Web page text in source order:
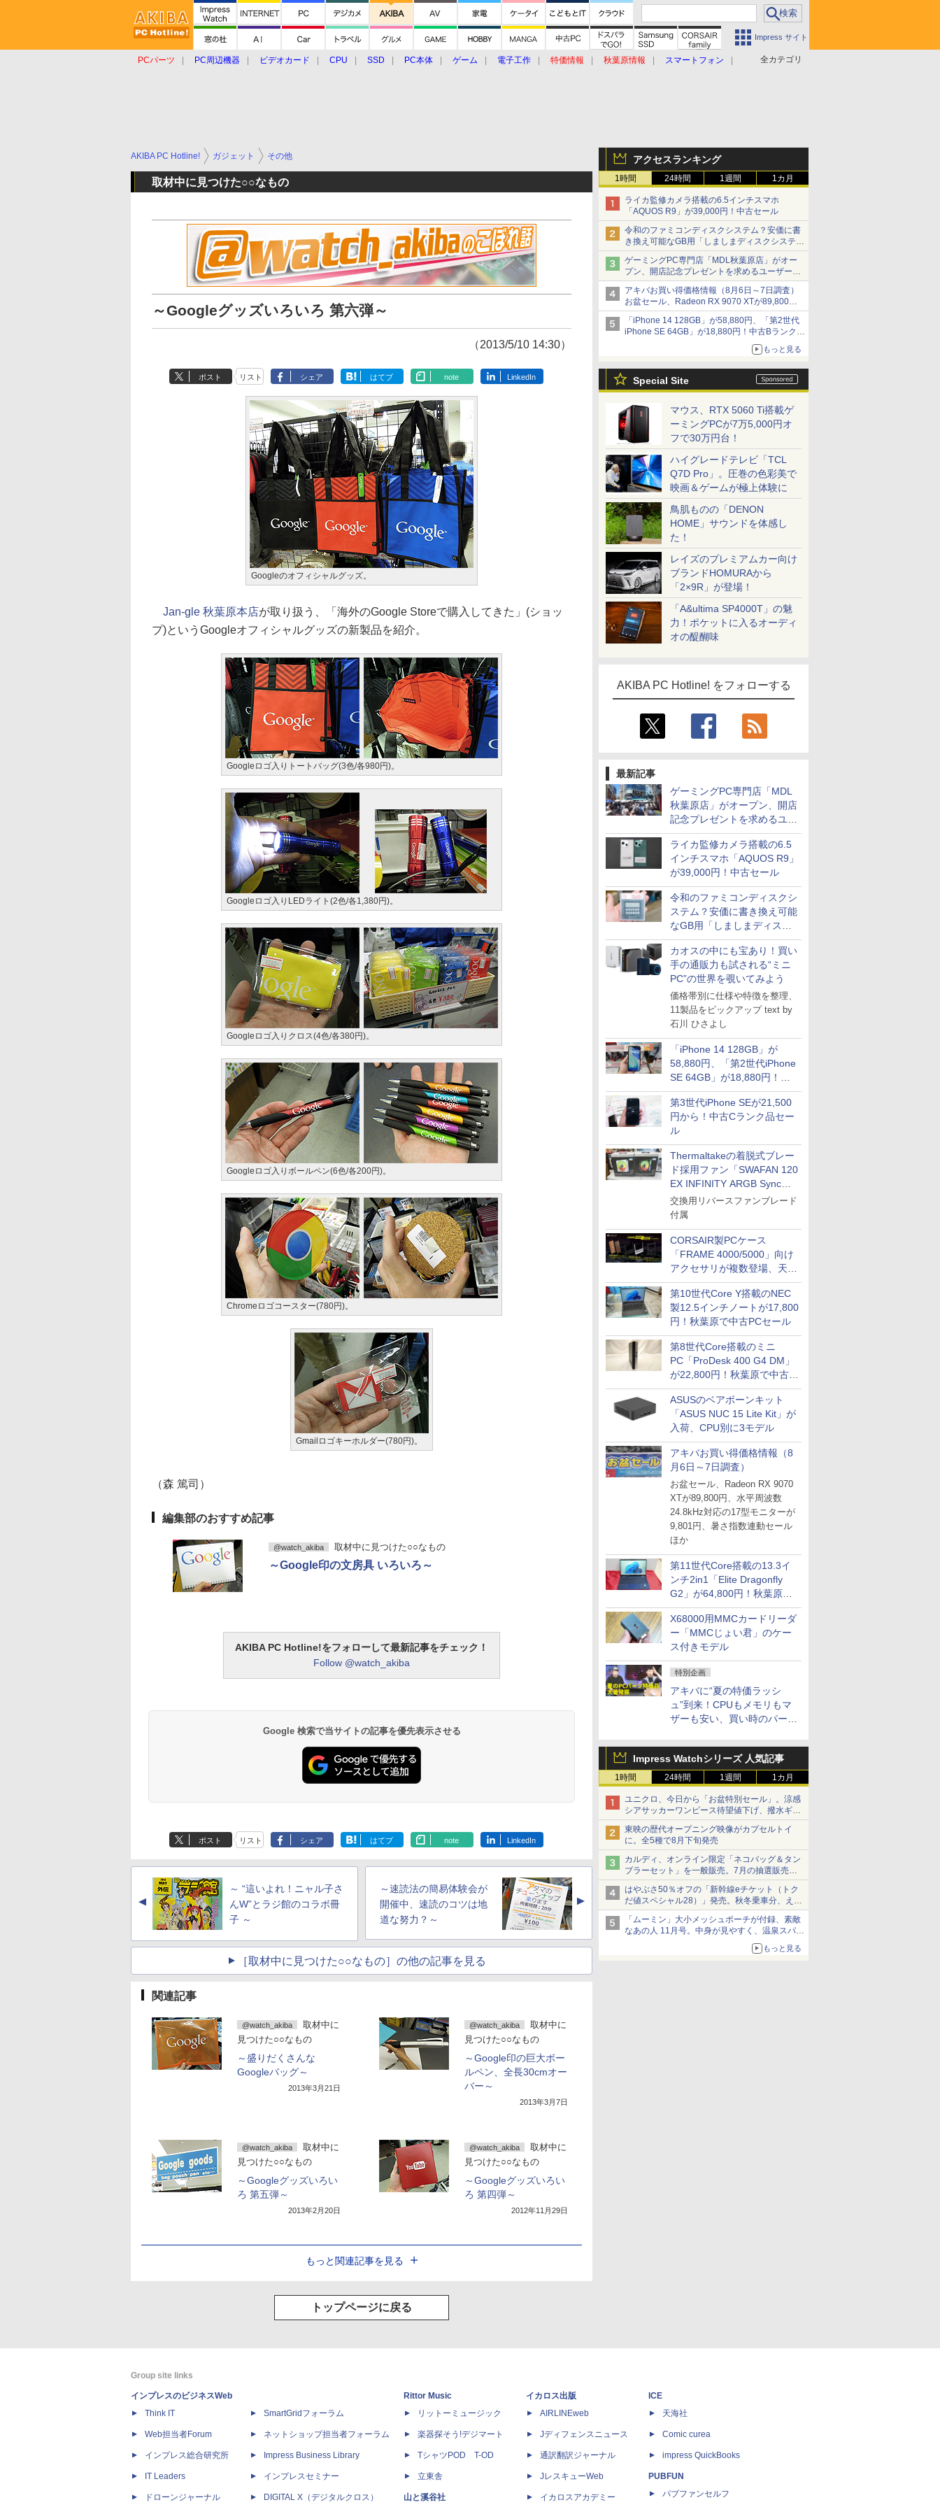
Impress サイト
全カテゴリ
PCパーツ PC周辺機器 ビデオカード CPU SSD PC本体 ゲーム 電子工作 特価情報 秋葉原情報
スマートフォン
アクセスランキング
1時間 24時間 1週間 1カ月
ライカ監修カメラ搭載の6.5インチスマホ
「AQUOS R9」が39,000円！中古セール
令和のファミコンディスクシステム？安価に書
き換え可能なGB用「しましまディスクシステ
ム」
ゲーミングPC専門店「MDL秋葉原店」がオー
プン、開店記念プレゼントを求めるユーザーが
押し寄せ長蛇の列に
アキバお買い得価格情報（8月6日～7日調査）
お盆セール、Radeon RX 9070 XTが89,800
円、水平周波数24.8kHz対応の17型モニターが
9,801円、暑さ指数連動セール ほか
「iPhone 14 128GB」が58,880円、「第2世代
iPhone SE 64GB」が18,880円！中古Bランク品
もっと見る
Special Site
マウス、RTX 5060 Ti搭載ゲ
ーミングPCが7万5,000円オ
フで30万円台！
ハイグレードテレビ「TCL
Q7D Pro」。圧巻の色彩美で
映画＆ゲームが極上体験に
鳥肌ものの「DENON
HOME」サウンドを体感し
た！
レイズのプレミアムカー向け
ブランドHOMURAから
「2×9R」が登場！
「A&ultima SP4000T」の魅
力！ポケットに入るオーディ
オの醍醐味
AKIBA PC Hotline! をフォローする
最新記事
ゲーミングPC専門店「MDL
秋葉原店」がオープン、開店
記念プレゼントを求めるユー
ザーが押し寄せ長蛇の列に
ライカ監修カメラ搭載の6.5
インチスマホ「AQUOS R9」
が39,000円！中古セール
令和のファミコンディスクシ
ステム？安価に書き換え可能
なGB用「しましまディスク
システム」
カオスの中にも宝あり！買い
手の通販力も試される“ミニ
PC”の世界を覗いてみよう
価格帯別に仕様や特徴を整理、
11製品をピックアップ text by
石川 ひさよし
「iPhone 14 128GB」が
58,880円、「第2世代iPhone
SE 64GB」が18,880円！中
古Bランク品セール
第3世代iPhone SEが21,500
円から！中古Cランク品セー
ル
Thermaltakeの着脱式ブレー
ド採用ファン「SWAFAN 120
EX INFINITY ARGB Sync」
に単品パッケージ
交換用リバースファンブレード
付属
CORSAIR製PCケース
「FRAME 4000/5000」向け
アクセサリが複数登場、天然
木製パネルや背面コネクタ対
応トレイなど
第10世代Core Y搭載のNEC
製12.5インチノートが17,800
円！秋葉原で中古PCセール
第8世代Core搭載のミニ
PC「ProDesk 400 G4 DM」
が22,800円！秋葉原で中古
PCセール
ASUSのベアボーンキット
「ASUS NUC 15 Lite Kit」が
入荷、CPU別に3モデル
アキバお買い得価格情報（8
月6日～7日調査）
お盆セール、Radeon RX 9070
XTが89,800円、水平周波数
24.8kHz対応の17型モニターが
9,801円、暑さ指数連動セール
ほか
第11世代Core搭載の13.3イ
ンチ2in1「Elite Dragonfly
G2」が64,800円！秋葉原で
中古PCセール
X68000用MMCカードリーダ
ー「MMCじょい君」のケー
ス付きモデル
特別企画
アキバに“夏の特価ラッシ
ュ”到来！CPUもメモリもマ
ザーも安い、買い時のパーツ
Impress Watchシリーズ 人気記事
1時間 24時間 1週間 1カ月
ユニクロ、今日から「お盆特別セール」。涼感
シアサッカーワンピース待望値下げ、撥水ギア
ショーツは1990円に
東映の歴代オープニング映像がカプセルトイ
に。全5種で8月下旬発売
カルディ、オンライン限定「ネコバッグ＆タン
ブラーセット」を一般販売。7月の抽選販売の
当選無効分
はやぶさ50％オフの「新幹線eチケット（トク
だ値スペシャル28）」発売。秋冬乗車分、えき
ねっと限定
「ムーミン」大小メッシュポーチが付録、素敵
なあの人 11月号。中身が見やすく、温泉スパに
もっと見る
AKIBA PC Hotline! ガジェット その他
取材中に見つけた○○なもの
～Googleグッズいろいろ 第六弾～
（2013/5/10 14:30）
ポスト リスト シェア はてブ note LinkedIn
Googleのオフィシャルグッズ。
Jan-gle 秋葉原本店が取り扱う、「海外のGoogle Storeで購入してきた」(ショッ
プ)というGoogleオフィシャルグッズの新製品を紹介。
Googleロゴ入りトートバッグ(3色/各980円)。
Googleロゴ入りLEDライト(2色/各1,380円)。
Googleロゴ入りクロス(4色/各380円)。
Googleロゴ入りボールペン(6色/各200円)。
Chromeロゴコースター(780円)。
Gmailロゴキーホルダー(780円)。
（森 篤司）
編集部のおすすめ記事
@watch_akiba 取材中に見つけた○○なもの
～Google印の文房具 いろいろ～
AKIBA PC Hotline!をフォローして最新記事をチェック！
Follow @watch_akiba
Google 検索で当サイトの記事を優先表示させる
ポスト リスト シェア はてブ note LinkedIn
▲
～ “這いよれ！ニャル子さ
んW”とラジ館のコラボ冊
子 ～
～速読法の簡易体験会が
開催中、速読のコツは地
道な努力？～
▲
［取材中に見つけた○○なもの］の他の記事を見る
関連記事
@watch_akiba
取材中に
見つけた○○なもの
～盛りだくさんな
Googleバッグ～
2013年3月21日
@watch_akiba
取材中に
見つけた○○なもの
～Google印の巨大ボー
ルペン、全長30cmオー
バー～
2013年3月7日
@watch_akiba
取材中に
見つけた○○なもの
～Googleグッズいろい
ろ 第五弾～
2013年2月20日
@watch_akiba
取材中に
見つけた○○なもの
～Googleグッズいろい
ろ 第四弾～
2012年11月29日
もっと関連記事を見る
トップページに戻る
Group site links
インプレスのビジネスWeb
Think IT
Web担当者Forum
インプレス総合研究所
IT Leaders
ドローンジャーナル
SmartGridフォーラム
ネットショップ担当者フォーラム
Impress Business Library
インプレスセミナー
DIGITAL X（デジタルクロス）
Rittor Music
リットーミュージック
楽器探そう!デジマート
TシャツPOD T-OD
立東舎
山と溪谷社
イカロス出版
AIRLINEweb
Jディフェンスニュース
通訳翻訳ジャーナル
JレスキューWeb
イカロスアカデミー
ICE
天海社
Comic curea
impress QuickBooks
PUBFUN
パブファンセルフ